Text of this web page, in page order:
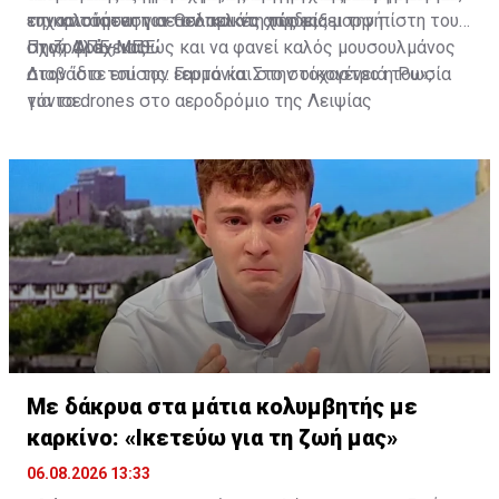
επικαλούμενη για τον πελάτη της μια μορφή
σχιζοφρένειας.
την κατάσταση σε ισλαμικές χώρες.
ευχαριστήσει τον Θεό και να αποδείξει την πίστη του
στον Αλάχ, καθώς και να φανεί καλός μουσουλμάνος
στον ίδιο του τον εαυτό και στην οικογένειά του»,
τόνισε.
Πηγή: ΑΠΕ-ΜΠΕ
Διαβάστε επίσης: Γερμανία: Στο στόχαστρο η Ρωσία
για τα drones στο αεροδρόμιο της Λειψίας
Με δάκρυα στα μάτια κολυμβητής με
καρκίνο: «Ικετεύω για τη ζωή μας»
06.08.2026 13:33